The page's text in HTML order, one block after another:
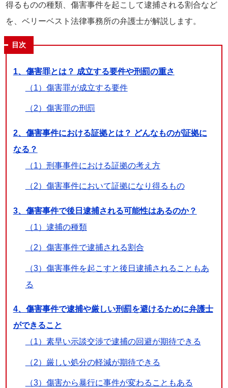
得るものの種類、傷害事件を起こして逮捕される割合など
を、ベリーベスト法律事務所の弁護士が解説します。
目次
1、傷害罪とは？ 成立する要件や刑罰の重さ
（1）傷害罪が成立する要件
（2）傷害罪の刑罰
2、傷害事件における証拠とは？ どんなものが証拠に
なる？
（1）刑事事件における証拠の考え方
（2）傷害事件において証拠になり得るもの
3、傷害事件で後日逮捕される可能性はあるのか？
（1）逮捕の種類
（2）傷害事件で逮捕される割合
（3）傷害事件を起こすと後日逮捕されることもあ
る
4、傷害事件で逮捕や厳しい刑罰を避けるために弁護士
ができること
（1）素早い示談交渉で逮捕の回避が期待できる
（2）厳しい処分の軽減が期待できる
（3）傷害から暴行に事件が変わることもある